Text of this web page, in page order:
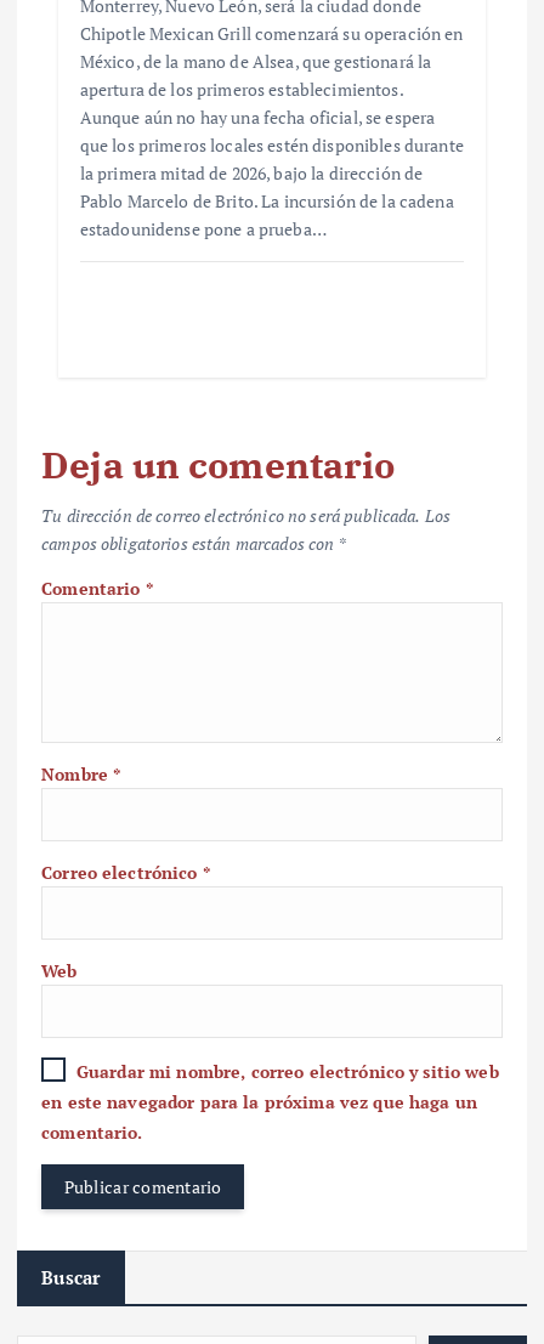
Monterrey, Nuevo León, será la ciudad donde
Chipotle Mexican Grill comenzará su operación en
México, de la mano de Alsea, que gestionará la
apertura de los primeros establecimientos.
Aunque aún no hay una fecha oficial, se espera
que los primeros locales estén disponibles durante
la primera mitad de 2026, bajo la dirección de
Pablo Marcelo de Brito. La incursión de la cadena
estadounidense pone a prueba…
Deja un comentario
Tu dirección de correo electrónico no será publicada. Los
campos obligatorios están marcados con *
Comentario *
Nombre*
Correo electrónico *
Web
Guardar mi nombre, correo electrónico y sitio web
en este navegador para la próxima vez que haga un
comentario.
Buscar